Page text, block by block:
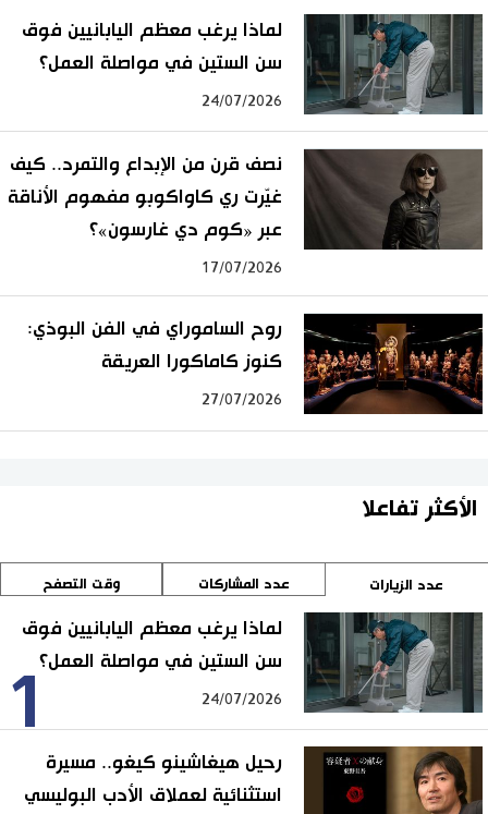
لماذا يرغب معظم اليابانيين فوق
سن الستين في مواصلة العمل؟
24/07/2026
نصف قرن من الإبداع والتمرد.. كيف
غيّرت ري كاواكوبو مفهوم الأناقة
عبر «كوم دي غارسون»؟
17/07/2026
روح الساموراي في الفن البوذي:
كنوز كاماكورا العريقة
27/07/2026
الأكثر تفاعلا
عدد الزيارات عدد المشاركات وقت التصفح
1
لماذا يرغب معظم اليابانيين فوق
سن الستين في مواصلة العمل؟
24/07/2026
رحيل هيغاشينو كيغو.. مسيرة
استثنائية لعملاق الأدب البوليسي